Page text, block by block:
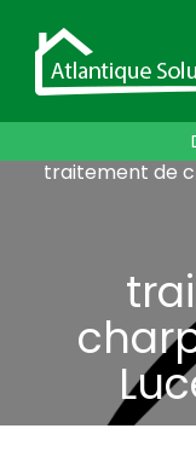
traitement de